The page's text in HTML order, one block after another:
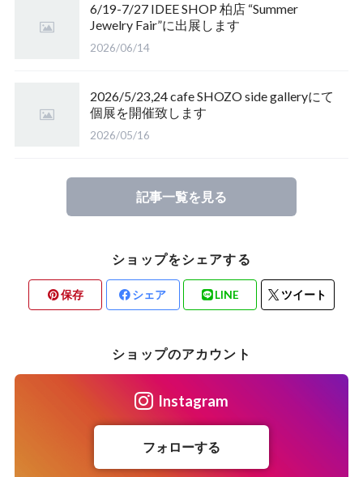
6/19-7/27 IDEE SHOP 柏店 “Summer
Jewelry Fair”に出展します
2026/06/14
2026/5/23,24 cafe SHOZO side galleryにて
個展を開催致します
2026/05/16
記事一覧を見る
ショップをシェアする
保存 シェア LINE ツイート
ショップのアカウント
Instagram
フォローする